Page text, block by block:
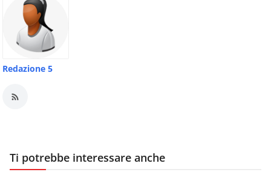
Redazione 5
Ti potrebbe interessare anche